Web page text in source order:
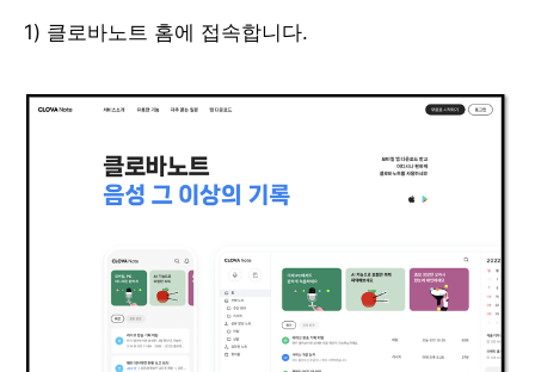
1) 클로바노트 홈에 접속합니다.